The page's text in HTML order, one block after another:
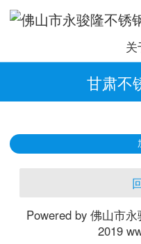
关
甘肃不
Powered by 佛山市
2019